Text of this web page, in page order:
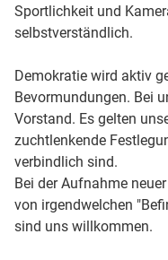
Sportlichkeit und
selbstverständlich.
Demokratie wird aktiv
Bevormundungen. Bei
Vorstand. Es gelten
zuchtlenkende
verbindlich sind.
Bei der Aufnahme
von irgendwelchen
sind uns willkommen.